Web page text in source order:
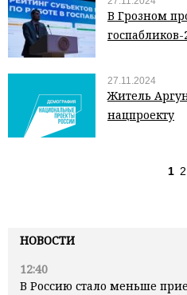
НОВОСТИ
12:40
В Россию стало меньше
В Грозном
госпабликов-
27.11.2024
Житель
нацпроекту
1 2